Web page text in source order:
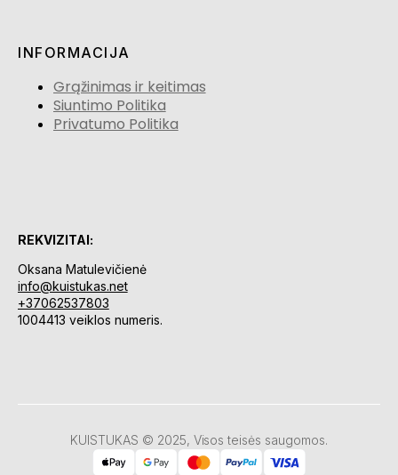
INFORMACIJA
Grąžinimas ir keitimas
Siuntimo Politika
Privatumo Politika
REKVIZITAI:
Oksana Matulevičienė
info@kuistukas.net
+37062537803
1004413 veiklos numeris.
KUISTUKAS © 2025, Visos teisės saugomos.